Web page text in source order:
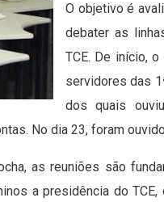
O objetivo é
debater as
TCE. De início,
servidores das
dos quais
No dia 23, foram
as reuniões são
a presidência do